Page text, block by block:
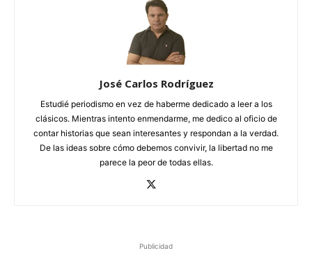
José Carlos Rodríguez
Estudié periodismo en vez de haberme dedicado a leer a los
clásicos. Mientras intento enmendarme, me dedico al oficio de
contar historias que sean interesantes y respondan a la verdad.
De las ideas sobre cómo debemos convivir, la libertad no me
parece la peor de todas ellas.
Publicidad